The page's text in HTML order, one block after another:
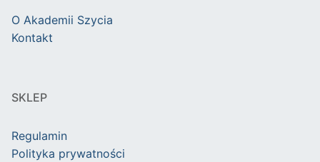
O Akademii Szycia
Kontakt
SKLEP
Regulamin
Polityka prywatności